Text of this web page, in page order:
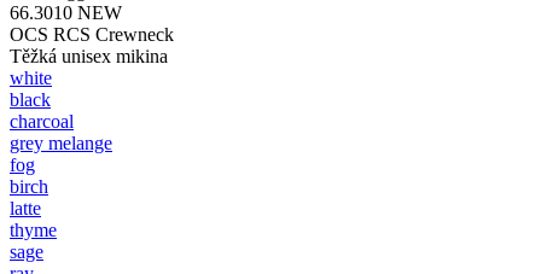
66.3010 NEW
OCS RCS Crewneck
Těžká unisex mikina
white
black
charcoal
grey melange
fog
birch
latte
thyme
sage